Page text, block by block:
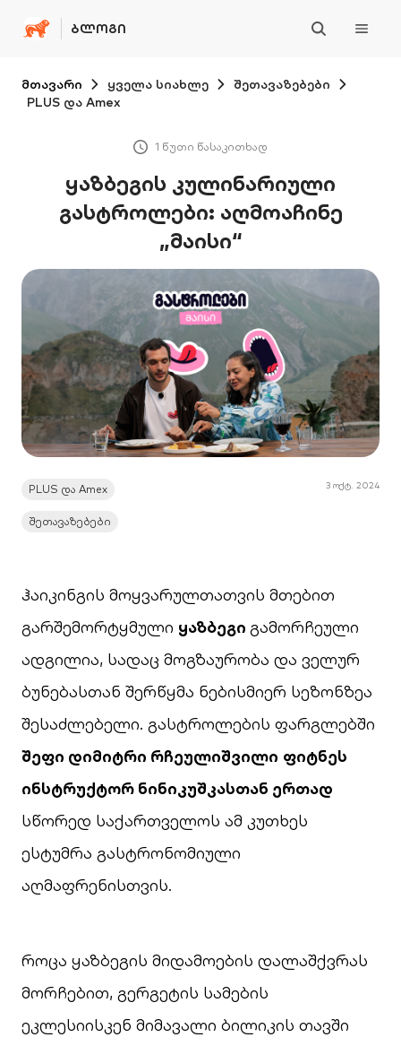
ᲑᲚᲝᲒᲘ
მთავარი ყველა სიახლე
შეთავაზებები
PLUS და Amex
1 წუთი წასაკითხად
ყაზბეგის კულინარიული
გასტროლები: აღმოაჩინე
„მაისი“
PLUS და Amex
შეთავაზებები
3 ოქტ. 2024
ჰაიკინგის მოყვარულთათვის მთებით
გარშემორტყმული ყაზბეგი გამორჩეული
ადგილია, სადაც მოგზაურობა და ველურ
ბუნებასთან შერწყმა ნებისმიერ სეზონზეა
შესაძლებელი. გასტროლების ფარგლებში
შეფი დიმიტრი რჩეულიშვილი ფიტნეს
ინსტრუქტორ ნინიკუშკასთან ერთად
სწორედ საქართველოს ამ კუთხეს
ესტუმრა გასტრონომიული
აღმაფრენისთვის.
როცა ყაზბეგის მიდამოების დალაშქვრას
მორჩებით, გერგეტის სამების
ეკლესიისკენ მიმავალი ბილიკის თავში